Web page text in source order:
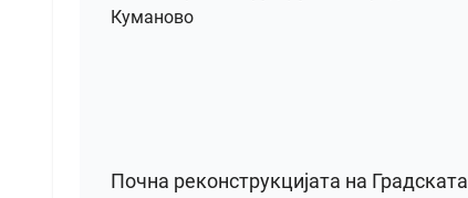
Почна реконструкцијата на Градската